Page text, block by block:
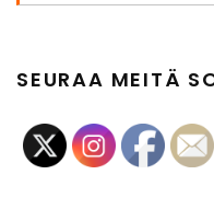
SEURAA MEITÄ